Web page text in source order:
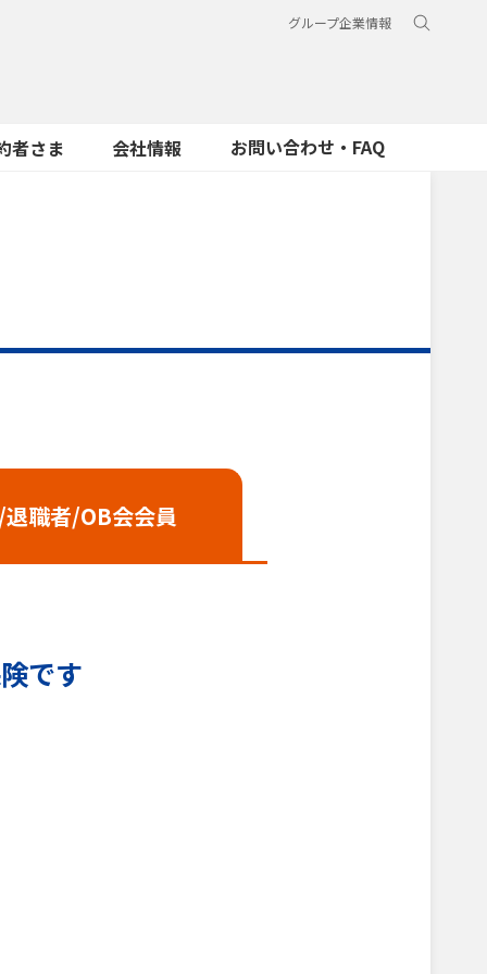
グループ企業情報
者さま 会社情報 お問い合わせ・FAQ
職者/OB会会員
です